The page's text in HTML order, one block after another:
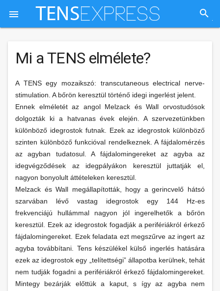
 search
Mi a TENS elmélete?
A TENS egy mozaikszó: transcutaneous electrical nerve-
stimulation. A bőrön keresztül történő idegi ingerlést jelent.
Ennek elméletét az angol Melzack és Wall orvostudósok
dolgozták ki a hatvanas évek elején. A szervezetünkben
különböző idegrostok futnak. Ezek az idegrostok különböző
szinten különböző funkcióval rendelkeznek. A fájdalomérzés
az agyban tudatosul. A fájdalomingereket az agyba az
idegvégződések az idegpályákon keresztül juttatják el,
nagyon bonyolult áttételeken keresztül.
Melzack és Wall megállapították, hogy a gerincvelő hátsó
szarvában lévő vastag idegrostok egy 144 Hz-es
frekvenciájú hullámmal nagyon jól ingerelhetők a bőrön
keresztül. Ezek az idegrostok fogadják a perifériákról érkező
fájdalomingereket. Ezek feladata ezt megszűrve az ingert az
agyba továbbítani. Tens készülékel külső ingerlés hatására
ezek az idegrostok egy „telítettségi” állapotba kerülnek, tehát
nem tudják fogadni a perifériákról érkező fájdalomingereket.
Mintegy bezárják előttük a kaput, s így az agyba nem